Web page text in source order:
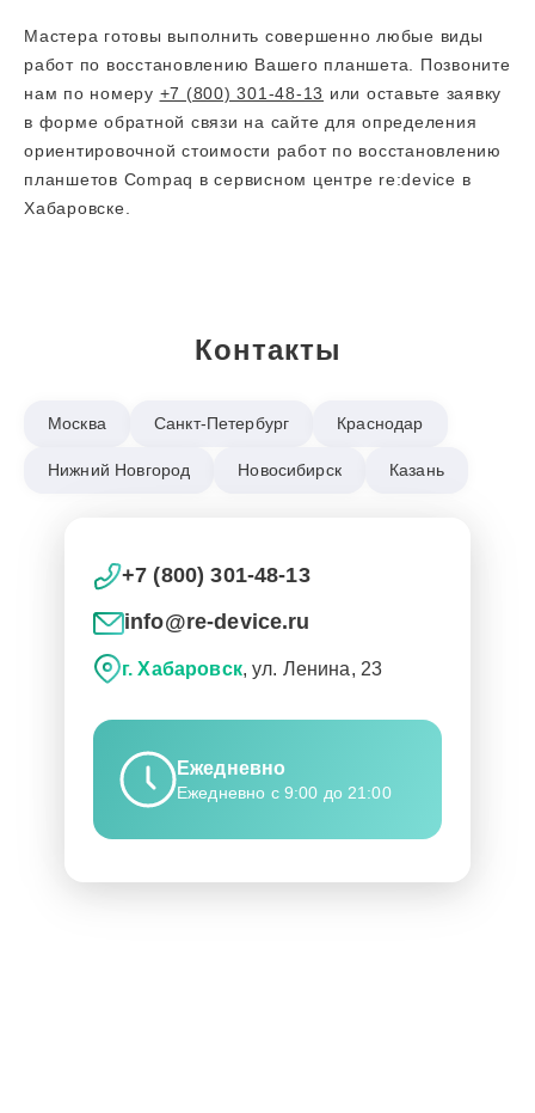
Мастера готовы выполнить совершенно любые виды
работ по восстановлению Вашего планшета. Позвоните
нам по номеру +7 (800) 301-48-13 или оставьте заявку
в форме обратной связи на сайте для определения
ориентировочной стоимости работ по восстановлению
планшетов Compaq в сервисном центре re:device в
Хабаровске.
Контакты
Москва Санкт-Петербург Краснодар
Нижний Новгород Новосибирск Казань
+7 (800) 301-48-13
info@re-device.ru
г. Хабаровск, ул. Ленина, 23
Ежедневно
Ежедневно с 9:00 до 21:00